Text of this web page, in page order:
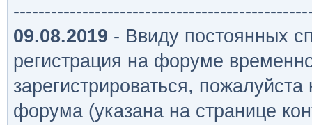
09.08.2019 - Ввиду постоянных
регистрация на форуме
зарегистрироваться,
форума (указана на странице